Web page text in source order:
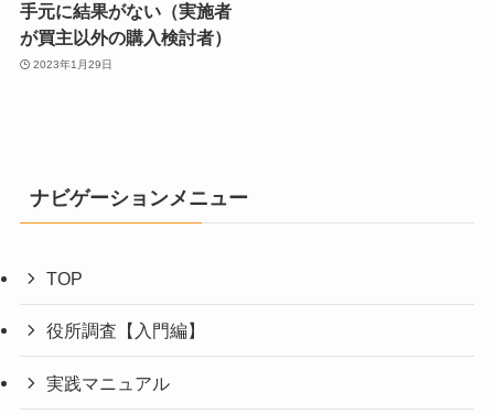
手元に結果がない（実施者
が買主以外の購入検討者）
2023年1月29日
ナビゲーションメニュー
TOP
役所調査【入門編】
実践マニュアル